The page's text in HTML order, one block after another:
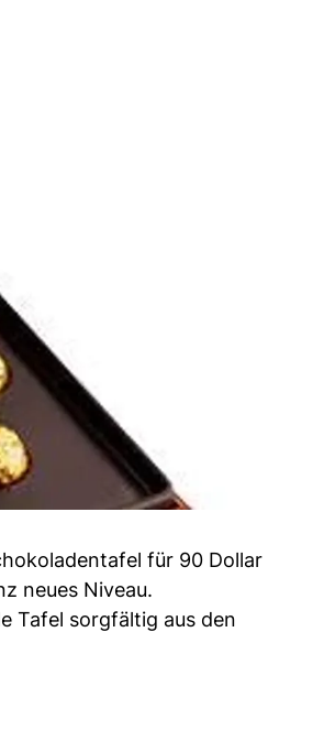
für 90 Dollar
neues Niveau.
Tafel sorgfältig aus den